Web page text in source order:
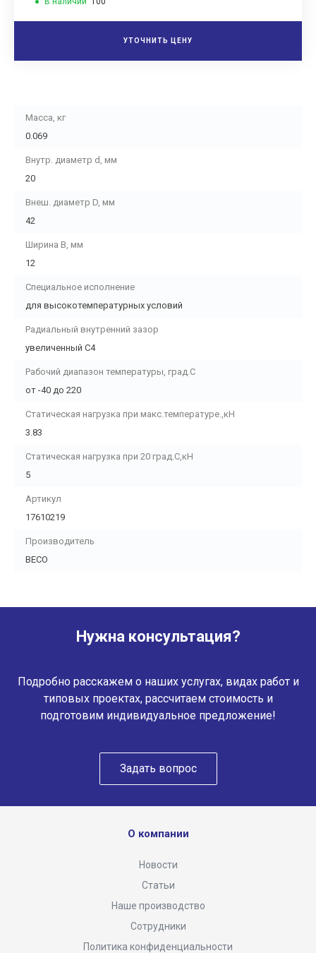
УТОЧНИТЬ ЦЕНУ
Масса, кг
0.069
Внутр. диаметр d, мм
20
Внеш. диаметр D, мм
42
Ширина B, мм
12
Специальное исполнение
для высокотемпературных условий
Радиальный внутренний зазор
увеличенный С4
Рабочий диапазон температуры, град.С
от -40 до 220
Статическая нагрузка при макс.температуре.,кН
3.83
Статическая нагрузка при 20 град.С,кН
5
Артикул
17610219
Производитель
BECO
Нужна консультация?
Подробно расскажем о наших услугах, видах работ и
типовых проектах, рассчитаем стоимость и
подготовим индивидуальное предложение!
Задать вопрос
О компании
Новости
Статьи
Наше производство
Сотрудники
Политика конфиденциальности